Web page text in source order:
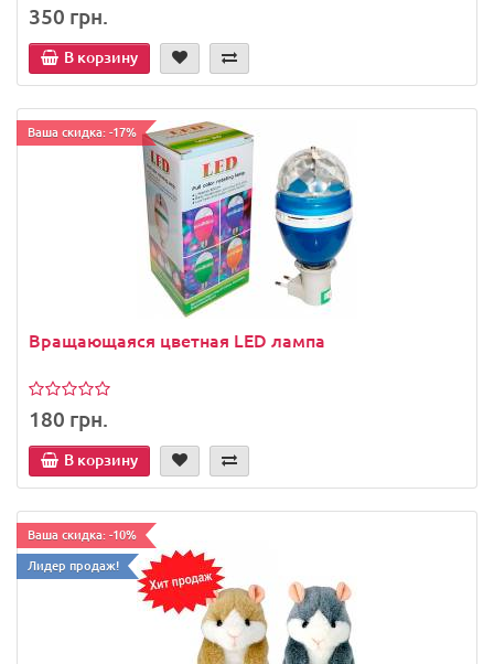
350 грн.
В корзину
Ваша скидка: -17%
Вращающаяся цветная LED лампа
180 грн.
В корзину
Ваша скидка: -10%
Лидер продаж!